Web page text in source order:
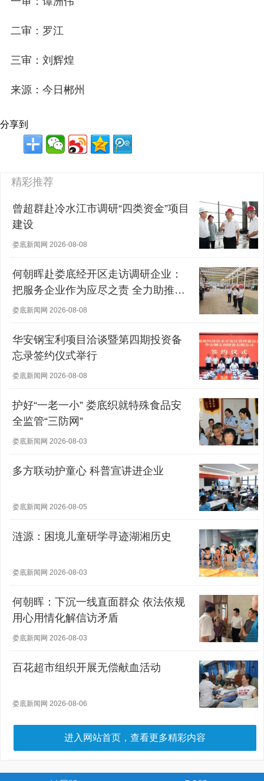
二审：罗江
三审：刘辉煌
来源：今日郴州
分享到
精彩推荐
曾超群赴冷水江市调研“四类资金”项目
建设
娄底新闻网 2026-08-08
何朝晖赴娄底经开区走访调研企业：
把服务企业作为应尽之责 全力助推经
营主体稳健发展
娄底新闻网 2026-08-08
华安钢宝利项目洽谈暨第四期投资备
忘录签约仪式举行
娄底新闻网 2026-08-08
护好“一老一小” 娄底织就特殊食品安
全监管“三防网”
娄底新闻网 2026-08-03
多方联动护童心 科普宣讲进企业
娄底新闻网 2026-08-05
涟源：困境儿童研学寻迹湖湘历史
娄底新闻网 2026-08-03
何朝晖：下沉一线直面群众 依法依规
用心用情化解信访矛盾
娄底新闻网 2026-08-03
百花超市组织开展无偿献血活动
娄底新闻网 2026-08-06
进入网站首页，查看更多精彩内容